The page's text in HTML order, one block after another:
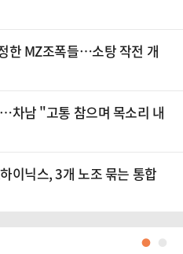
한 MZ조폭들…소탕 작전 개
차남 "고통 참으며 목소리 내
이닉스, 3개 노조 묶는 통합
●